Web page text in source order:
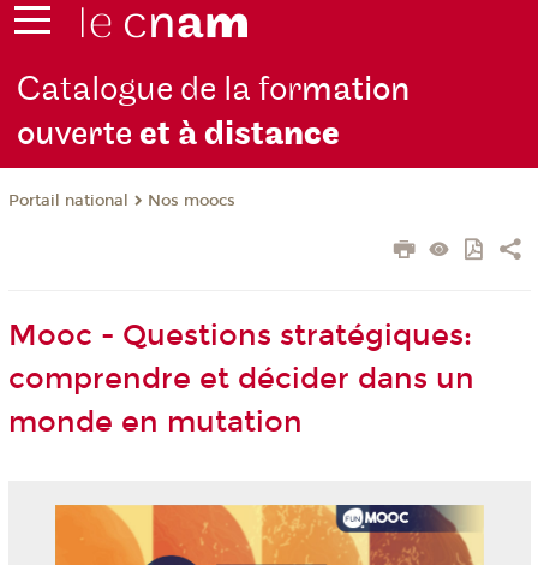
Catalogue de la formation
ouverteet à distance
Portail national Nos moocs
Mooc - Questions stratégiques:
comprendre et décider dans un
monde en mutation